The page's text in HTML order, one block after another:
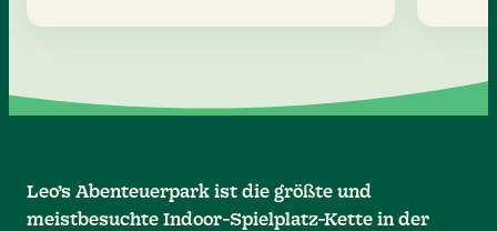
Leo’s Abenteuerpark ist die größte und
meistbesuchte Indoor-Spielplatz-Kette in der